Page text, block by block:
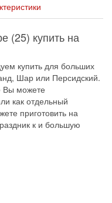
(25) купить на
купить для больших
Шар или Персидский.
Вы можете
как отдельный
приготовить на
к и большую